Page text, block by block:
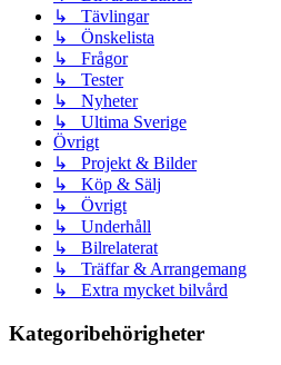
↳ Tävlingar
↳ Önskelista
↳ Frågor
↳ Tester
↳ Nyheter
↳ Ultima Sverige
Övrigt
↳ Projekt & Bilder
↳ Köp & Sälj
↳ Övrigt
↳ Underhåll
↳ Bilrelaterat
↳ Träffar & Arrangemang
↳ Extra mycket bilvård
Kategoribehörigheter